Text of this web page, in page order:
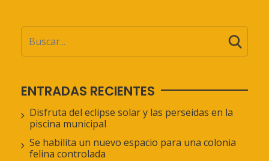
ENTRADAS RECIENTES
Disfruta del eclipse solar y las perseidas en la
piscina municipal
Se habilita un nuevo espacio para una colonia
felina controlada